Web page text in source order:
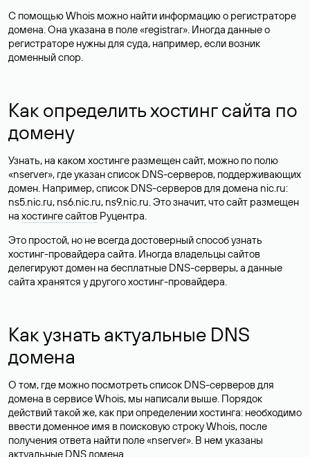
С помощью Whois можно найти информацию о регистраторе
домена. Она указана в поле «registrar». Иногда данные о
регистраторе нужны для суда, например, если возник
доменный спор.
Как определить хостинг сайта по
домену
Узнать, на каком хостинге размещен сайт, можно по полю
«nserver», где указан список DNS-серверов, поддерживающих
домен. Например, список DNS-серверов для домена nic.ru:
ns5.nic.ru, ns6.nic.ru, ns9.nic.ru. Это значит, что сайт размещен
на хостинге сайтов Руцентра.
Это простой, но не всегда достоверный способ узнать
хостинг-провайдера сайта. Иногда владельцы сайтов
делегируют домен на бесплатные DNS-серверы, а данные
сайта хранятся у другого хостинг-провайдера.
Как узнать актуальные DNS
домена
О том, где можно посмотреть список DNS-серверов для
домена в сервисе Whois, мы написали выше. Порядок
действий такой же, как при определении хостинга: необходимо
ввести доменное имя в поисковую строку Whois, после
получения ответа найти поле «nserver». В нем указаны
актуальные DNS домена.